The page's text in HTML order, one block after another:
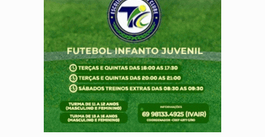
INCLUSÃO:APAE Porto Velho abre inscrições para
CLUBE DOS R$ 00,00:21 candidatos declaram patrimônio zero em Rondônia
INTERIOR:Ouro Preto do Oeste realiza Cavalgada da Expo Show
DESENVOLVIMENTO:Ideb avança nos anos iniciais do ensino
VULGO 'UNIÃO':Chefe de facção criminosa é preso durante
Publicação Legal:CONVOCAÇÃO DAS ELEIÇÕES: